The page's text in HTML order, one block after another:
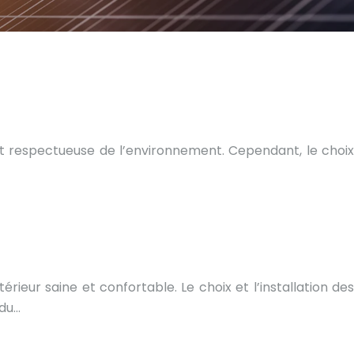
de l’environnement. Cependant, le choix
saine et confortable. Le choix et l’installation des